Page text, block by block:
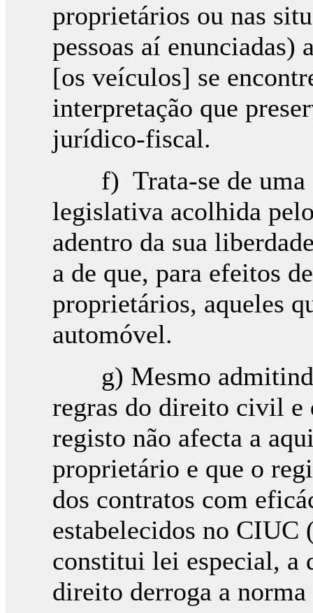
proprietários ou nas
pessoas aí enunciadas)
[os veículos] se
interpretação que
jurídico-fiscal.
f) Trata-se de uma
legislativa acolhida
adentro da sua
a de que, para efeitos
proprietários, aqueles
automóvel.
g) Mesmo
regras do direito civil e
registo não afecta a
proprietário e que o
dos contratos com
estabelecidos no CIUC
constitui lei especial, a
direito derroga a